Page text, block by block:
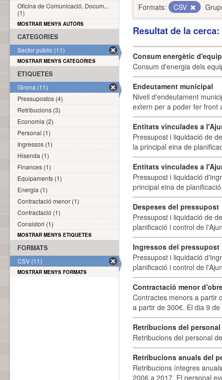
Formats:
CSV
Resultat de la
Consum energètic
Consum d'energia dels
Endeutament municipal
Nivell d'endeutament
extern per a poder fer front
Entitats vinculades a
Pressupost i liquidació de
la principal eina de
Entitats vinculades a
Pressupost i liquidació
principal eina de
Despeses del pressupost
Pressupost i liquidació de
planificació i control de
Ingressos del pressupost
Pressupost i liquidació
planificació i control de
Contractació menor
Contractes menors a partir
a partir de 300€. El dia 9
Retribucions del
Retribucions del personal
Retribucions anuals del
Retribucions íntegres
2006 a 2017. El personal
Oficina de Comunicació, Docum...
(1)
MOSTRAR MENYS AUTORS
CATEGORIES
Sector públic (11)
MOSTRAR MENYS CATEGORIES
ETIQUETES
Girona (11)
Pressupostos (4)
Retribucions (3)
Economia (2)
Personal (1)
Ingressos (1)
Hisenda (1)
Finances (1)
Equipaments (1)
Energia (1)
Contractació menor (1)
Contractació (1)
Consistori (1)
MOSTRAR MENYS ETIQUETES
FORMATS
CSV (11)
MOSTRAR MENYS FORMATS